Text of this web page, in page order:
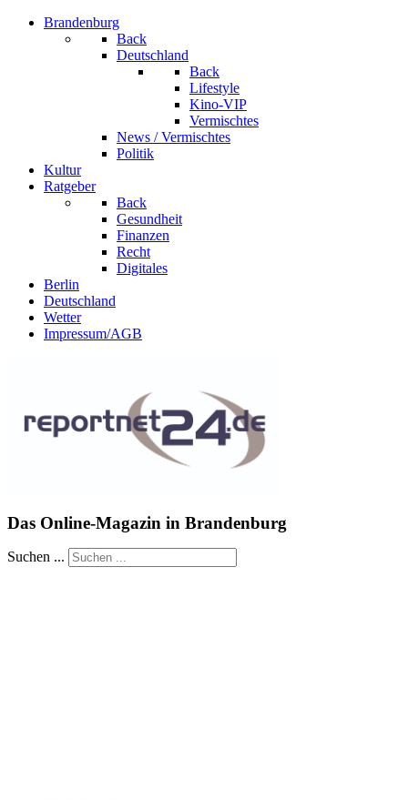
Brandenburg
Back
Deutschland
Back
Lifestyle
Kino-VIP
Vermischtes
News / Vermischtes
Politik
Kultur
Ratgeber
Back
Gesundheit
Finanzen
Recht
Digitales
Berlin
Deutschland
Wetter
Impressum/AGB
Das Online-Magazin in Brandenburg
Suchen ...